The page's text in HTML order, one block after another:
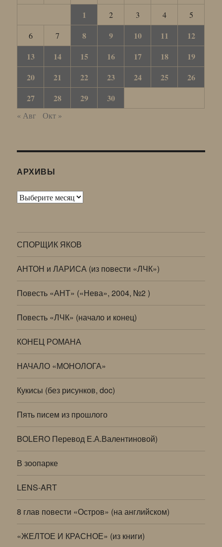
1
2 3 4
5
6
7 8 9 10 11
12
13
14 15 16 17 18
19
20
21 22 23 24 25
26
27
28 29 30
« Авг Окт »
АРХИВЫ
Архивы
СПОРЩИК ЯКОВ
АНТОН и ЛАРИСА (из повести «ЛЧК»)
Повесть «АНТ» («Нева», 2004, №2 )
Повесть «ЛЧК» (начало и конец)
КОНЕЦ РОМАНА
НАЧАЛО «МОНОЛОГА»
Кукисы (без рисунков, doc)
Пять писем из прошлого
BOLERO Перевод Е.А.Валентиновой)
В зоопарке
LENS-ART
8 глав повести «Остров» (на английском)
«ЖЕЛТОЕ И КРАСНОЕ» (из книги)